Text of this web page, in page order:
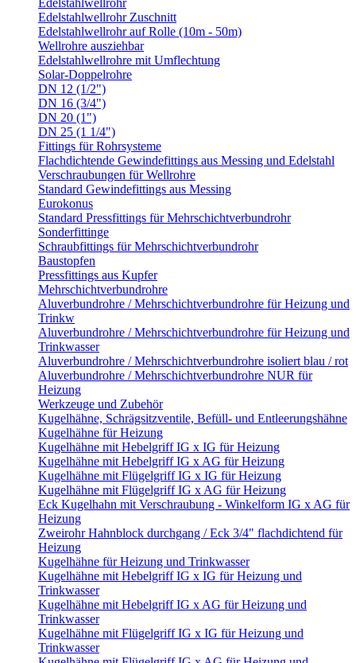
Edelstahlwellrohr
Edelstahlwellrohr Zuschnitt
Edelstahlwellrohr auf Rolle (10m - 50m)
Wellrohre ausziehbar
Edelstahlwellrohre mit Umflechtung
Solar-Doppelrohre
DN 12 (1/2")
DN 16 (3/4")
DN 20 (1")
DN 25 (1 1/4")
Fittings für Rohrsysteme
Flachdichtende Gewindefittings aus Messing und Edelstahl
Verschraubungen für Wellrohre
Standard Gewindefittings aus Messing
Eurokonus
Standard Pressfittings für Mehrschichtverbundrohr
Sonderfittinge
Schraubfittings für Mehrschichtverbundrohr
Baustopfen
Pressfittings aus Kupfer
Mehrschichtverbundrohre
Aluverbundrohre / Mehrschichtverbundrohre für Heizung und
Trinkw
Aluverbundrohre / Mehrschichtverbundrohre für Heizung und
Trinkwasser
Aluverbundrohre / Mehrschichtverbundrohre isoliert blau / rot
Aluverbundrohre / Mehrschichtverbundrohre NUR für
Heizung
Werkzeuge und Zubehör
Kugelhähne, Schrägsitzventile, Befüll- und Entleerungshähne
Kugelhähne für Heizung
Kugelhähne mit Hebelgriff IG x IG für Heizung
Kugelhähne mit Hebelgriff IG x AG für Heizung
Kugelhähne mit Flügelgriff IG x IG für Heizung
Kugelhähne mit Flügelgriff IG x AG für Heizung
Eck Kugelhahn mit Verschraubung - Winkelform IG x AG für
Heizung
Zweirohr Hahnblock durchgang / Eck 3/4" flachdichtend für
Heizung
Kugelhähne für Heizung und Trinkwasser
Kugelhähne mit Hebelgriff IG x IG für Heizung und
Trinkwasser
Kugelhähne mit Hebelgriff IG x AG für Heizung und
Trinkwasser
Kugelhähne mit Flügelgriff IG x IG für Heizung und
Trinkwasser